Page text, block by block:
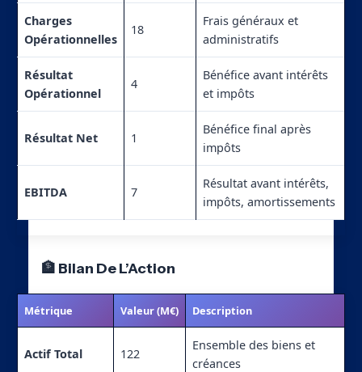
Charges
Opérationnelles
18
Frais généraux et
administratifs
Résultat
Opérationnel
4
Bénéfice avant intérêts
et impôts
Résultat Net 1
Bénéfice final après
impôts
EBITDA 7
Résultat avant intérêts,
impôts, amortissements
🏦 Bilan De L’Action
Métrique Valeur (M€) Description
Actif Total 122
Ensemble des biens et
créances